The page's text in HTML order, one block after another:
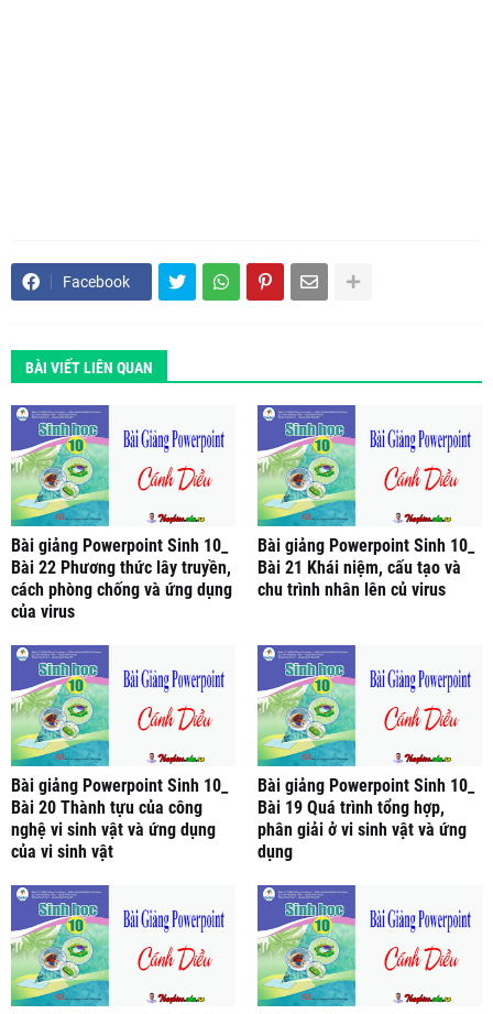
Facebook
BÀI VIẾT LIÊN QUAN
Bài giảng Powerpoint Sinh 10_
Bài 22 Phương thức lây truyền,
cách phòng chống và ứng dụng
của virus
Bài giảng Powerpoint Sinh 10_
Bài 21 Khái niệm, cấu tạo và
chu trình nhân lên củ virus
Bài giảng Powerpoint Sinh 10_
Bài 20 Thành tựu của công
nghệ vi sinh vật và ứng dụng
của vi sinh vật
Bài giảng Powerpoint Sinh 10_
Bài 19 Quá trình tổng hợp,
phân giải ở vi sinh vật và ứng
dụng